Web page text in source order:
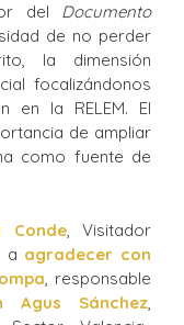
del Documento
de no perder
la dimensión
focalizándonos
en la RELEM. El
de ampliar
como fuente de
Conde, Visitador
a agradecer con
, responsable
Agus Sánchez,